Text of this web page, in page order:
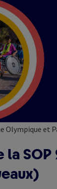
AUX
Olympique et
la